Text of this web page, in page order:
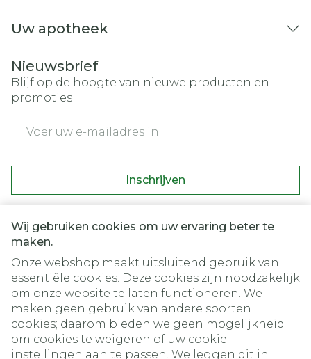
Wij gebruiken cookies om uw ervaring beter te
maken.
Onze webshop maakt uitsluitend gebruik van
essentiële cookies. Deze cookies zijn noodzakelijk
om onze website te laten functioneren. We
maken geen gebruik van andere soorten
cookies; daarom bieden we geen mogelijkheid
om cookies te weigeren of uw cookie-
instellingen aan te passen. We leggen dit in
Uw apotheek
Nieuwsbrief
Blijf op de hoogte van nieuwe producten en
promoties
Inschrijven
nieuwsbrief en gaat u akkoord met onzeprivacy policy